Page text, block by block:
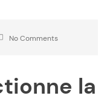
No Comments
la